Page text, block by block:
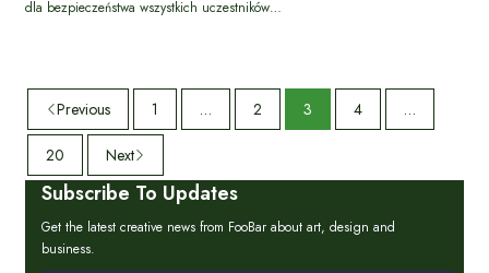
dla bezpieczeństwa wszystkich uczestników…
Previous 1 … 2 3 4 …
20 Next
Subscribe To Updates
Get the latest creative news from FooBar about art, design and
business.